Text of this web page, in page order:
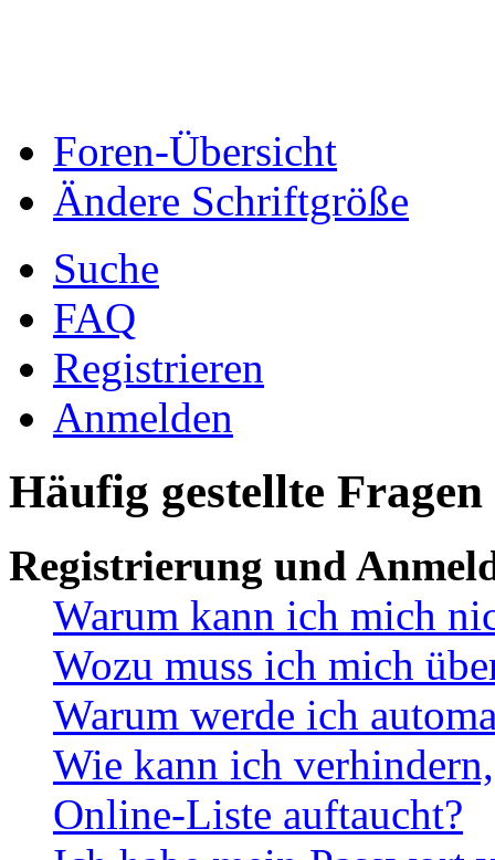
Foren-Übersicht
Ändere Schriftgröße
Suche
FAQ
Registrieren
Anmelden
Häufig gestellte Fragen
Registrierung und
Warum kann ich mich
Wozu muss ich mich
Warum werde ich
Wie kann ich
Online-Liste auftaucht?